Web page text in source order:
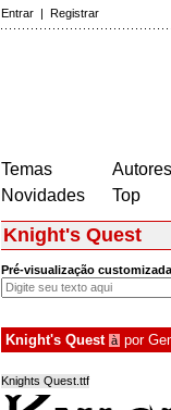
Entrar | Registrar
Temas
Novidades
Autores
Top
Knight's Quest
Pré-visualização customizada
Knight's Quest à por
Knights Quest.ttf